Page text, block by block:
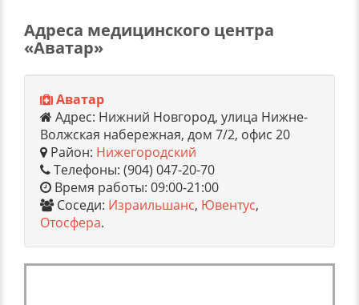
Адреса медицинского центра
«Аватар»
Аватар
Адрес: Нижний Новгород, улица Нижне-
Волжская набережная, дом 7/2, офис 20
Район: Нижегородский
Телефоны: (904) 047-20-70
Время работы: 09:00-21:00
Соседи: Израильшанс, Ювентус,
Отосфера.